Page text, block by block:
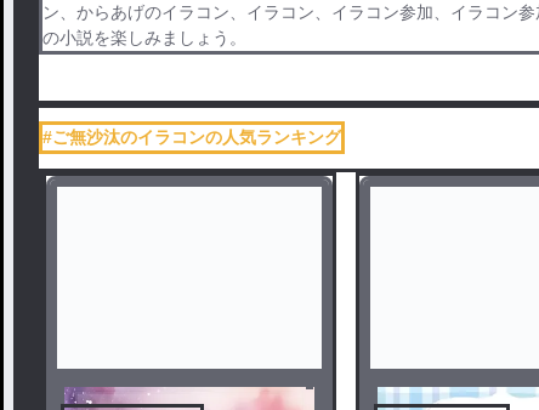
ン、からあげのイラコン、イラコン、イラコン参加、イラコン
の小説を楽しみましょう。
#ご無沙汰のイラコンの人気ランキング